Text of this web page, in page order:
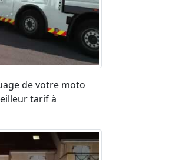
de votre moto
tarif à